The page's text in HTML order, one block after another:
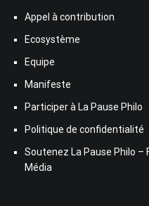
Appel à contribution
Ecosystème
Equipe
Manifeste
Participer à La Pause Philo
Politique de confidentialité
Soutenez La Pause Philo –
Média